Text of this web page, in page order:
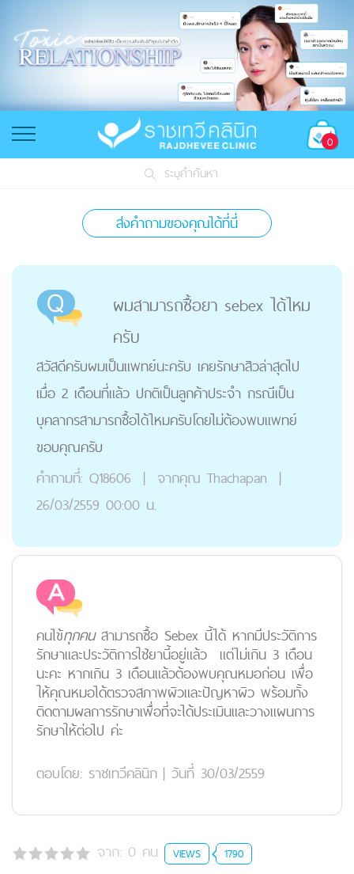
0
ระบุคำค้นหา
ส่งคำถามของคุณได้ที่นี่
ผมสามารถซื้อยา sebex ได้ไหม
ครับ
สวัสดีครับผมเป็นแพทย์นะครับ เคยรักษาสิวล่าสุดไป
เมื่อ 2 เดือนที่แล้ว ปกติเป็นลูกค้าประจำ กรณีเป็น
บุคลากรสามารถซื้อได้ไหมครับโดยไม่ต้องพบแพทย์
ขอบคุณครับ
คำถามที่: Q18606 | จากคุณ Thachapan |
26/03/2559 00:00 น.
คนไข้ทุกคนสามารถซื้อ Sebex นี้ได้ หากมีประวัติการ
รักษาและประวัติการใช้ยานี้อยู่แล้ว แต่ไม่เกิน 3 เดือน
นะคะ หากเกิน 3 เดือนแล้วต้องพบคุณหมอก่อน เพื่อ
ให้คุณหมอได้ตรวจสภาพผิวและปัญหาผิว พร้อมทั้ง
ติดตามผลการรักษาเพื่อที่จะได้ประเมินและวางแผนการ
รักษาให้ต่อไป ค่ะ
ตอบโดย: ราชเทวีคลินิก | วันที่ 30/03/2559
จาก: 0 คน VIEWS 1790